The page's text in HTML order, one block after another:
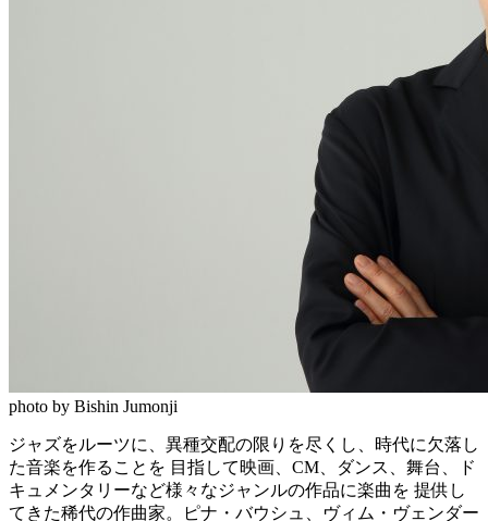
photo by Bishin Jumonji
ジャズをルーツに、異種交配の限りを尽くし、時代に欠落し
た音楽を作ることを 目指して映画、 CM 、ダンス、舞台、ド
キュメンタリーなど様々なジャンルの作品に楽曲を 提供し
てきた稀代の作曲家。ピナ・バウシュ、ヴィム・ヴェンダー